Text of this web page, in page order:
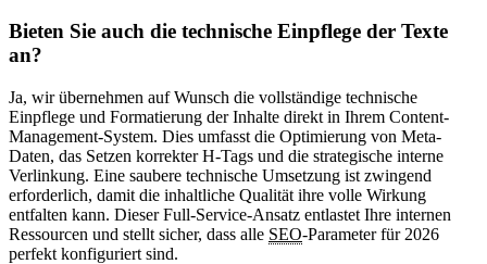
Bieten Sie auch die technische Einpflege der Texte
an?
Ja, wir übernehmen auf Wunsch die vollständige technische
Einpflege und Formatierung der Inhalte direkt in Ihrem Content-
Management-System. Dies umfasst die Optimierung von Meta-
Daten, das Setzen korrekter H-Tags und die strategische interne
Verlinkung. Eine saubere technische Umsetzung ist zwingend
erforderlich, damit die inhaltliche Qualität ihre volle Wirkung
entfalten kann. Dieser Full-Service-Ansatz entlastet Ihre internen
Ressourcen und stellt sicher, dass alle SEO-Parameter für 2026
perfekt konfiguriert sind.